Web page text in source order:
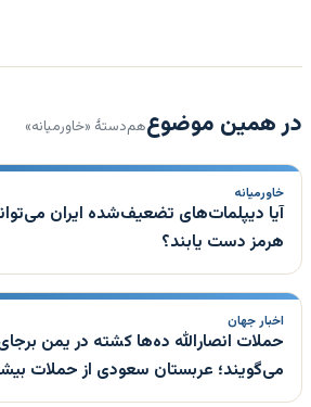
در همین موضوعهم‌دستهٔ «خاورمیانه»
خاورمیانه
آیا دیپلمات‌های تضعیف‌شده ایران
هرمز دست یابند؟
اخبار جهان
حملات انصارالله ده‌ها کشته در یمن
می‌گویند؛ عربستان سعودی از حملات